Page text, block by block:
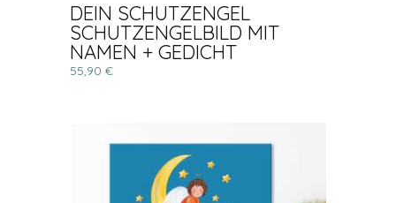
DEIN SCHUTZENGEL
SCHUTZENGELBILD MIT
NAMEN + GEDICHT
55,90 €